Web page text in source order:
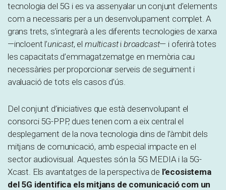
tecnologia del 5G i es va assenyalar un conjunt d’elements
com a necessaris per a un desenvolupament complet. A
grans trets, s’integrarà a les diferents tecnologies de xarxa
—incloent l’unicast, el multicasti broadcast— i oferirà totes
les capacitats d’emmagatzematge en memòria cau
necessàries per proporcionar serveis de seguiment i
avaluació de tots els casos d’ús.
Del conjunt d’iniciatives que està desenvolupant el
consorci 5G-PPP, dues tenen com a eix central el
desplegament de la nova tecnologia dins de l’àmbit dels
mitjans de comunicació, amb especial impacte en el
sector audiovisual. Aquestes són la 5G MEDIA i la 5G-
Xcast. Els avantatges de la perspectiva de l’ecosistema
del 5G identifica els mitjans de comunicació com un